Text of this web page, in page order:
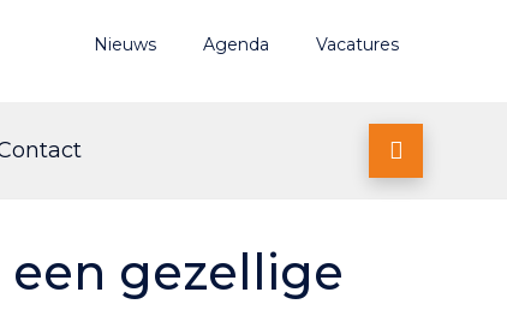
Nieuws Agenda Vacatures

een gezellige